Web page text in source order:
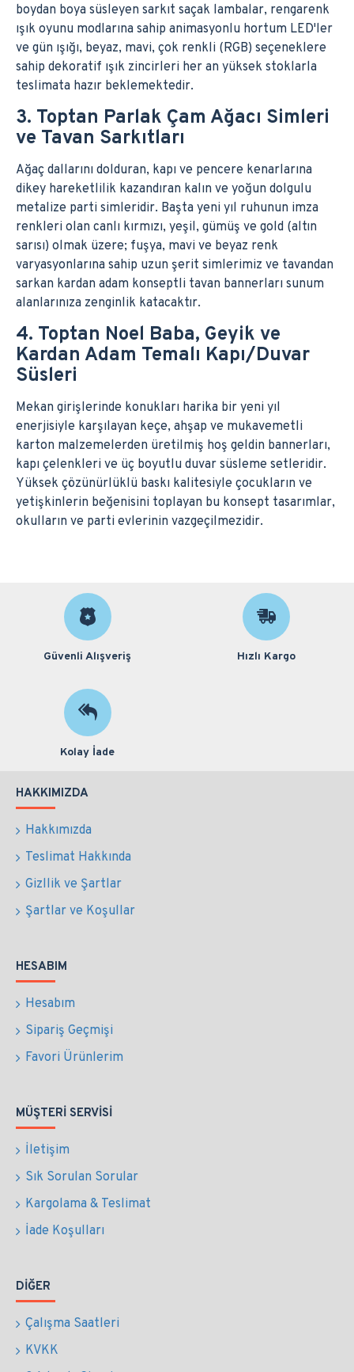
boydan boya süsleyen sarkıt saçak lambalar, rengarenk
ışık oyunu modlarına sahip animasyonlu hortum LED'ler
ve gün ışığı, beyaz, mavi, çok renkli (RGB) seçeneklere
sahip dekoratif ışık zincirleri her an yüksek stoklarla
teslimata hazır beklemektedir.
3. Toptan Parlak Çam Ağacı Simleri
ve Tavan Sarkıtları
Ağaç dallarını dolduran, kapı ve pencere kenarlarına
dikey hareketlilik kazandıran kalın ve yoğun dolgulu
metalize parti simleridir. Başta yeni yıl ruhunun imza
renkleri olan canlı kırmızı, yeşil, gümüş ve gold (altın
sarısı) olmak üzere; fuşya, mavi ve beyaz renk
varyasyonlarına sahip uzun şerit simlerimiz ve tavandan
sarkan kardan adam konseptli tavan bannerları sunum
alanlarınıza zenginlik katacaktır.
4. Toptan Noel Baba, Geyik ve
Kardan Adam Temalı Kapı/Duvar
Süsleri
Mekan girişlerinde konukları harika bir yeni yıl
enerjisiyle karşılayan keçe, ahşap ve mukavemetli
karton malzemelerden üretilmiş hoş geldin bannerları,
kapı çelenkleri ve üç boyutlu duvar süsleme setleridir.
Yüksek çözünürlüklü baskı kalitesiyle çocukların ve
yetişkinlerin beğenisini toplayan bu konsept tasarımlar,
okulların ve parti evlerinin vazgeçilmezidir.
Güvenli Alışveriş Hızlı Kargo
Kolay İade
HAKKIMIZDA
Hakkımızda
Teslimat Hakkında
Gizllik ve Şartlar
Şartlar ve Koşullar
HESABIM
Hesabım
Sipariş Geçmişi
Favori Ürünlerim
MÜŞTERI SERVISI
İletişim
Sık Sorulan Sorular
Kargolama & Teslimat
İade Koşulları
DIĞER
Çalışma Saatleri
KVKK